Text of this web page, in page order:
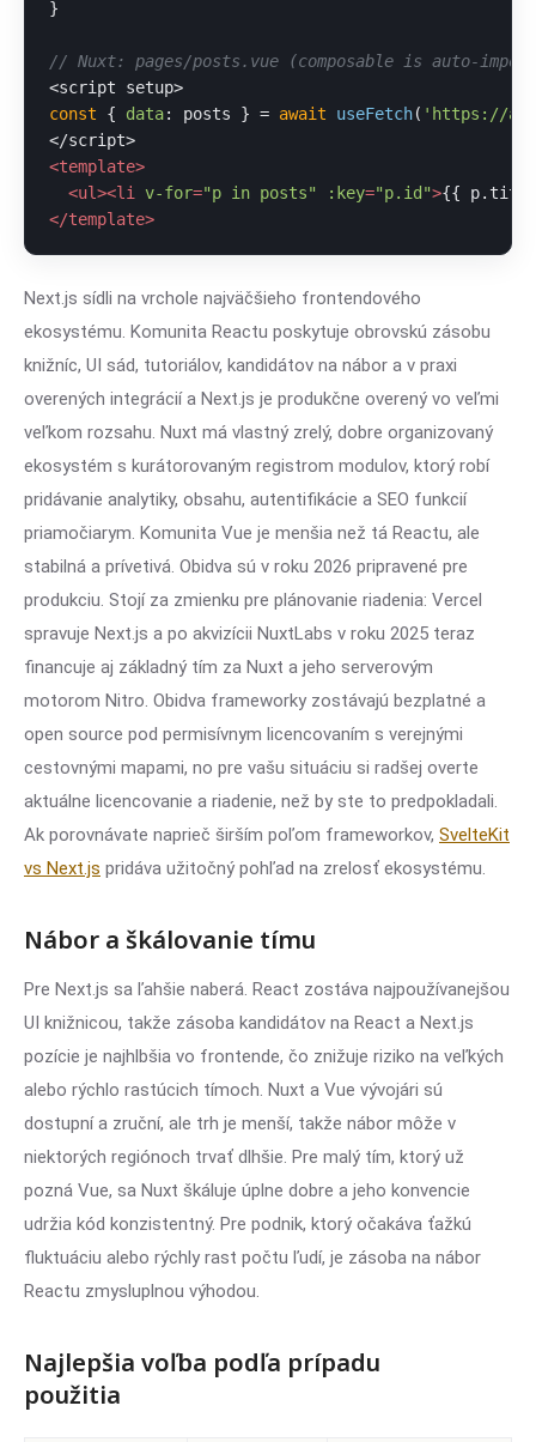
}
// Nuxt: pages/posts.vue (composable is auto-
const { data: posts } = await useFetch( 'https://
<template>
<ul><li v-for="p in posts" :key="p.id">{{
</template>
Next.js sídli na vrchole najväčšieho frontendového
ekosystému. Komunita Reactu poskytuje obrovskú zásobu
knižníc, UI sád, tutoriálov, kandidátov na nábor a v praxi
overených integrácií a Next.js je produkčne overený vo veľmi
veľkom rozsahu. Nuxt má vlastný zrelý, dobre organizovaný
ekosystém s kurátorovaným registrom modulov, ktorý robí
pridávanie analytiky, obsahu, autentifikácie a SEO funkcií
priamočiarym. Komunita Vue je menšia než tá Reactu, ale
stabilná a prívetivá. Obidva sú v roku 2026 pripravené pre
produkciu. Stojí za zmienku pre plánovanie riadenia: Vercel
spravuje Next.js a po akvizícii NuxtLabs v roku 2025 teraz
financuje aj základný tím za Nuxt a jeho serverovým
motorom Nitro. Obidva frameworky zostávajú bezplatné a
open source pod permisívnym licencovaním s verejnými
cestovnými mapami, no pre vašu situáciu si radšej overte
aktuálne licencovanie a riadenie, než by ste to predpokladali.
Ak porovnávate naprieč širším poľom frameworkov, SvelteKit
vs Next.js pridáva užitočný pohľad na zrelosť ekosystému.
Nábor a škálovanie tímu
Pre Next.js sa ľahšie naberá. React zostáva najpoužívanejšou
UI knižnicou, takže zásoba kandidátov na React a Next.js
pozície je najhlbšia vo frontende, čo znižuje riziko na veľkých
alebo rýchlo rastúcich tímoch. Nuxt a Vue vývojári sú
dostupní a zruční, ale trh je menší, takže nábor môže v
niektorých regiónoch trvať dlhšie. Pre malý tím, ktorý už
pozná Vue, sa Nuxt škáluje úplne dobre a jeho konvencie
udržia kód konzistentný. Pre podnik, ktorý očakáva ťažkú
fluktuáciu alebo rýchly rast počtu ľudí, je zásoba na nábor
Reactu zmysluplnou výhodou.
Najlepšia voľba podľa prípadu
použitia